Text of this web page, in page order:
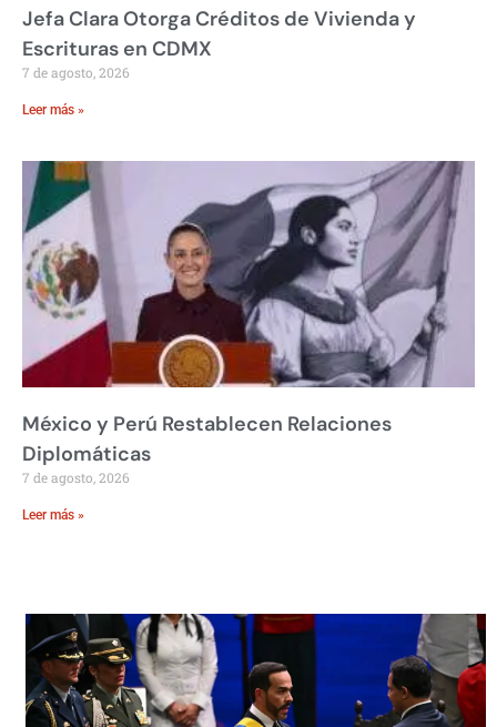
Jefa Clara Otorga Créditos de Vivienda y
Escrituras en CDMX
7 de agosto, 2026
Leer más »
México y Perú Restablecen Relaciones
Diplomáticas
7 de agosto, 2026
Leer más »